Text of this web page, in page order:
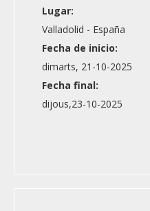
Lugar:
Valladolid - España
Fecha de inicio:
dimarts, 21-10-2025
Fecha final:
dijous,23-10-2025